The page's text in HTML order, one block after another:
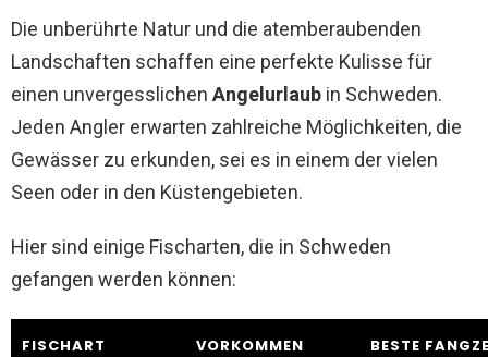
Die unberührte Natur und die atemberaubenden
Landschaften schaffen eine perfekte Kulisse für
einen unvergesslichen Angelurlaub in Schweden.
Jeden Angler erwarten zahlreiche Möglichkeiten, die
Gewässer zu erkunden, sei es in einem der vielen
Seen oder in den Küstengebieten.
Hier sind einige Fischarten, die in Schweden
gefangen werden können:
FISCHART VORKOMMEN BESTE